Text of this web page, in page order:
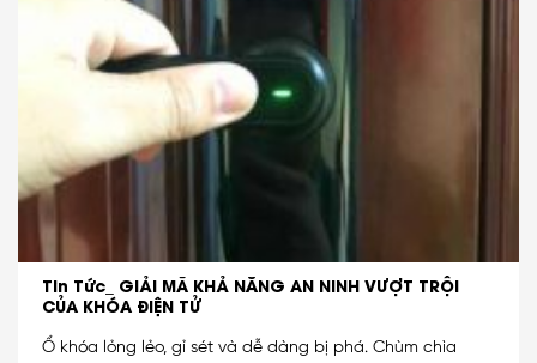
Tin Tức_ GIẢI MÃ KHẢ NĂNG AN NINH VƯỢT TRỘI
CỦA KHÓA ĐIỆN TỬ
Ổ khóa lỏng lẻo, gỉ sét và dễ dàng bị phá. Chùm chìa